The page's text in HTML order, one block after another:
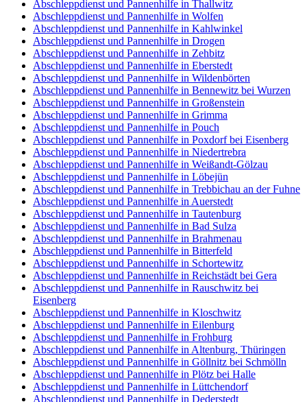
Abschleppdienst und Pannenhilfe in Thallwitz
Abschleppdienst und Pannenhilfe in Wolfen
Abschleppdienst und Pannenhilfe in Kahlwinkel
Abschleppdienst und Pannenhilfe in Drogen
Abschleppdienst und Pannenhilfe in Zehbitz
Abschleppdienst und Pannenhilfe in Eberstedt
Abschleppdienst und Pannenhilfe in Wildenbörten
Abschleppdienst und Pannenhilfe in Bennewitz bei Wurzen
Abschleppdienst und Pannenhilfe in Großenstein
Abschleppdienst und Pannenhilfe in Grimma
Abschleppdienst und Pannenhilfe in Pouch
Abschleppdienst und Pannenhilfe in Poxdorf bei Eisenberg
Abschleppdienst und Pannenhilfe in Niedertrebra
Abschleppdienst und Pannenhilfe in Weißandt-Gölzau
Abschleppdienst und Pannenhilfe in Löbejün
Abschleppdienst und Pannenhilfe in Trebbichau an der Fuhne
Abschleppdienst und Pannenhilfe in Auerstedt
Abschleppdienst und Pannenhilfe in Tautenburg
Abschleppdienst und Pannenhilfe in Bad Sulza
Abschleppdienst und Pannenhilfe in Brahmenau
Abschleppdienst und Pannenhilfe in Bitterfeld
Abschleppdienst und Pannenhilfe in Schortewitz
Abschleppdienst und Pannenhilfe in Reichstädt bei Gera
Abschleppdienst und Pannenhilfe in Rauschwitz bei
Eisenberg
Abschleppdienst und Pannenhilfe in Kloschwitz
Abschleppdienst und Pannenhilfe in Eilenburg
Abschleppdienst und Pannenhilfe in Frohburg
Abschleppdienst und Pannenhilfe in Altenburg, Thüringen
Abschleppdienst und Pannenhilfe in Göllnitz bei Schmölln
Abschleppdienst und Pannenhilfe in Plötz bei Halle
Abschleppdienst und Pannenhilfe in Lüttchendorf
Abschleppdienst und Pannenhilfe in Dederstedt